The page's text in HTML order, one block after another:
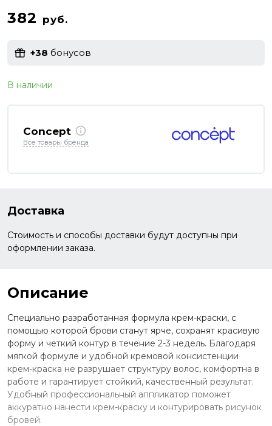
382 руб.
+38 бонусов
В наличии
Concept
Все товары бренда
Доставка
Стоимость и способы доставки будут доступны при
оформлении заказа.
Описание
Специально разработанная формула крем-краски, с
помощью которой брови станут ярче, сохранят красивую
форму и четкий контур в течение 2-3 недель. Благодаря
мягкой формуле и удобной кремовой консистенции
крем-краска не разрушает структуру волос, комфортна в
работе и гарантирует стойкий, качественный результат.
Удобный профессиональный аппликатор поможет
аккуратно нанести крем-краску и контурировать рисунок
бровей.